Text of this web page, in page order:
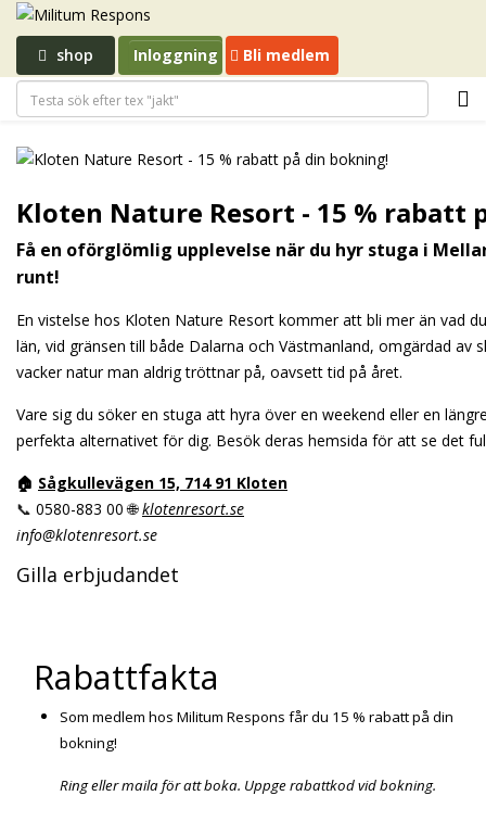
shop Inloggning Bli medlem
Kloten Nature Resort - 15 % rabatt
Få en oförglömlig upplevelse när du hyr stuga i
runt!
En vistelse hos Kloten Nature Resort kommer att bli mer än vad
län, vid gränsen till både Dalarna och Västmanland, omgärdad av
vacker natur man aldrig tröttnar på, oavsett tid på året.
Vare sig du söker en stuga att hyra över en weekend eller en
perfekta alternativet för dig. Besök deras hemsida för att se det
🏠 Sågkullevägen 15, 714 91 Kloten
📞 0580-883 00 🌐klotenresort.se
info@klotenresort.se
Gilla erbjudandet
Rabattfakta
Som medlem hos Militum Respons får du 15 % rabatt på din
bokning!
Ring eller maila för att boka. Uppge rabattkod vid bokning.